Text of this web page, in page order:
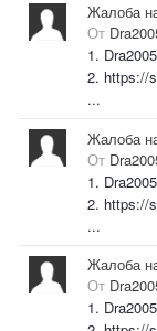
Жалоба
От
1. Dra2005
2. https://
...
Жалоба
От
1. Dra2005
2. https://
...
Жалоба
От
1. Dra2005